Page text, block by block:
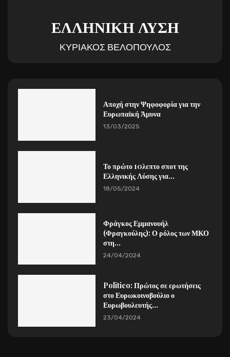
ΕΛΛΗΝΙΚΗ ΛΥΣΗ
ΚΥΡΙΑΚΟΣ ΒΕΛΟΠΟΥΛΟΣ
Αποχή στην Ψηφοφορία για την
Ευρωπαϊκή Άμυνα
13/03/2025
Το πρώτο 10λεπτο σποτ της
Ελληνικής Λύσης για...
18/05/2024
Φράγκος Εμμανουήλ
(Φραγκούλης): Ο ρόλος των ΜΚΟ
στη...
24/04/2024
Politico: Πρώτος σε ερωτήσεις
στο Ευρωκοινοβούλιο ο
Ευρωβουλευτής...
23/04/2024